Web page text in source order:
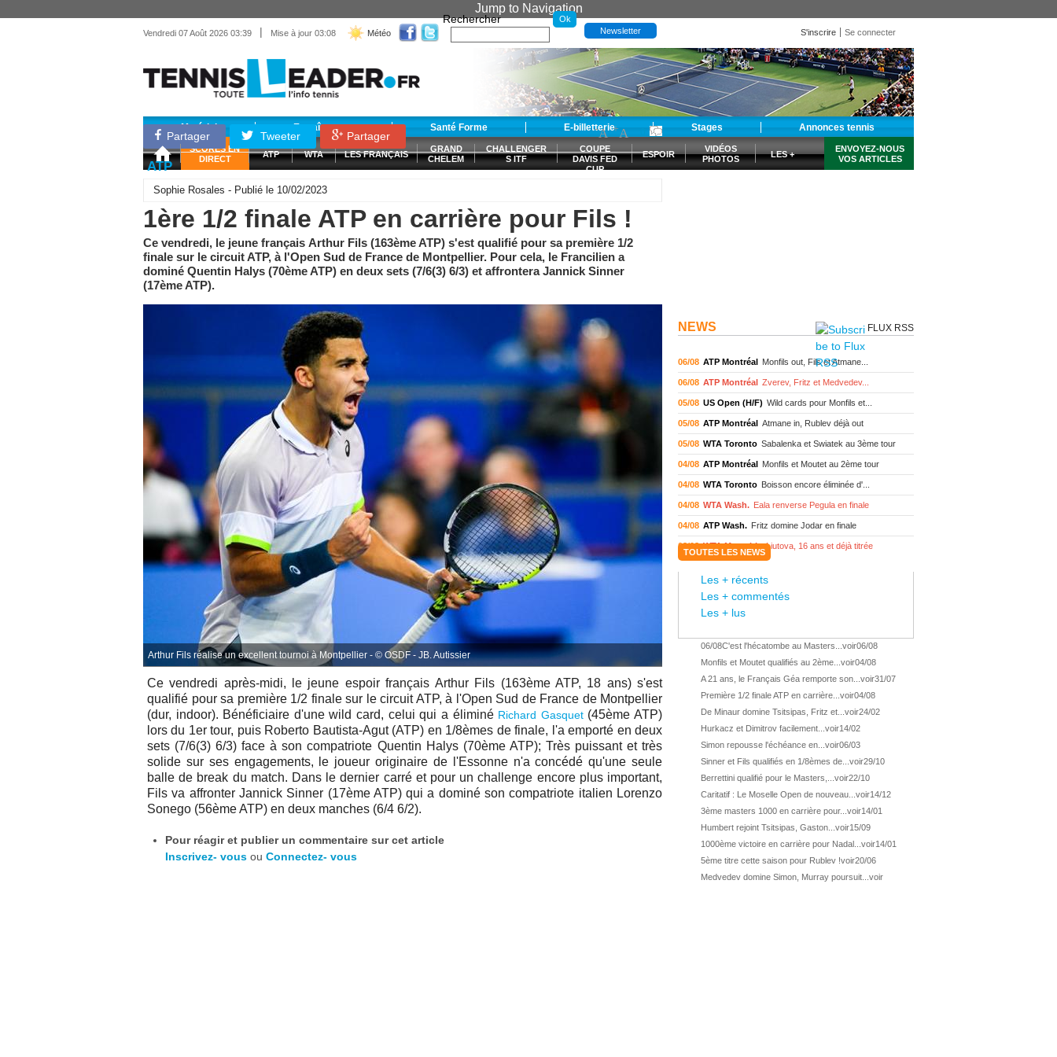
Jump to Navigation
Vendredi 07 Août 2026 03:39 | Mise à jour 03:08 Météo
Rechercher
Newsletter S'inscrire Se connecter
Matériel Entraînement Santé Forme E-billetterie Stages Annonces tennis
SCORES EN
DIRECT
ATP WTA LES FRANÇAIS
GRAND
CHELEM
CHALLENGER
S ITF
COUPE
DAVIS FED
CUP
ESPOIR
VIDÉOS
PHOTOS
LES +
ENVOYEZ-NOUS
VOS ARTICLES
Partager Tweeter Partager
-A +A
ATP
Sophie Rosales - Publié le 10/02/2023
1ère 1/2 finale ATP en carrière pour Fils !
Ce vendredi, le jeune français Arthur Fils (163ème ATP) s'est qualifié pour sa première 1/2
finale sur le circuit ATP, à l'Open Sud de France de Montpellier. Pour cela, le Francilien a
dominé Quentin Halys (70ème ATP) en deux sets (7/6(3) 6/3) et affrontera Jannick Sinner
(17ème ATP).
Arthur Fils réalise un excellent tournoi à Montpellier - © OSDF - JB. Autissier
Ce vendredi après-midi, le jeune espoir françaisArthur Fils (163ème ATP, 18 ans) s'est
qualifié pour sa première 1/2 finale sur le circuit ATP, à l'Open Sud de France de Montpellier
(dur, indoor). Bénéficiaire d'une wild card, celui qui a éliminé Richard Gasquet(45ème ATP)
lors du 1er tour, puis Roberto Bautista-Agut (ATP) en 1/8èmes de finale, l'a emporté en deux
sets (7/6(3) 6/3) face à son compatriote Quentin Halys (70ème ATP); Très puissant et très
solide sur ses engagements, le joueur originaire de l'Essonne n'a concédé qu'une seule
balle de break du match. Dans le dernier carré et pour un challenge encore plus important,
Fils va affronter Jannick Sinner (17ème ATP) qui a dominé son compatriote italien Lorenzo
Sonego (56ème ATP) en deux manches (6/4 6/2).
Pour réagir et publier un commentaire sur cet article
Inscrivez- vous ou Connectez- vous
NEWS FLUX RSS
06/08 ATP Montréal Monfils out, Fils et Atmane...
06/08 ATP Montréal Zverev, Fritz et Medvedev...
05/08 US Open (H/F) Wild cards pour Monfils et...
05/08 ATP Montréal Atmane in, Rublev déjà out
05/08 WTA Toronto Sabalenka et Swiatek au 3ème tour
04/08 ATP Montréal Monfils et Moutet au 2ème tour
04/08 WTA Toronto Boisson encore éliminée d'...
04/08 WTA Wash. Eala renverse Pegula en finale
04/08 ATP Wash. Fritz domine Jodar en finale
03/08 WTA Memphis Liutova, 16 ans et déjà titrée
ATP Los Cabos
WTA Wash.
ATP Los Cabos Géa en finale !
ATP Los Cabos 1ère 1/2 finale pour Géa
ATP Wash. Pas de 1/4 pour Humbert et Atmane
WTA Washington Déjà fini pour Fernandez
ATP Washington De Minaur domine Tsitsipas
ATP Washington Fritz et Musetti en 1/8èmes
WTA Prague Tagger, premier sacre à 18 ans
ATP Estoril Van Assche remporte son 1er...
ATP Estoril Van Assche s'offre Rublev
TOUTES LES NEWS
Les + récents
Les + commentés
Les + lus
06/08C'est l'hécatombe au Masters... voir06/08
Monfils et Moutet qualifiés au 2ème... voir04/08
A 21 ans, le Français Géa remporte son... voir31/07
Première 1/2 finale ATP en carrière... voir04/08
De Minaur domine Tsitsipas, Fritz et... voir24/02
Hurkacz et Dimitrov facilement... voir14/02
Simon repousse l'échéance en... voir06/03
Sinner et Fils qualifiés en 1/8èmes de... voir29/10
Berrettini qualifié pour le Masters,... voir22/10
Caritatif : Le Moselle Open de nouveau... voir14/12
3ème masters 1000 en carrière pour... voir14/01
Humbert rejoint Tsitsipas, Gaston... voir15/09
1000ème victoire en carrière pour Nadal... voir14/01
5ème titre cette saison pour Rublev !voir20/06
Medvedev domine Simon, Murray poursuit... voir